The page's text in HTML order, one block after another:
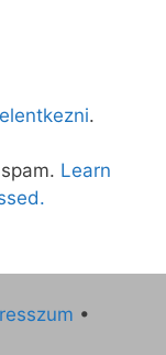
.
Learn
•